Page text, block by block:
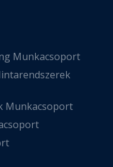
Munkacsoport
Munkacsoport